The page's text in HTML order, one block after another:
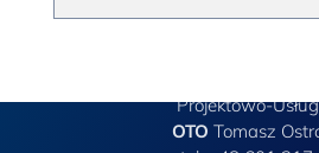
Projektowo-
OTO Tomasz